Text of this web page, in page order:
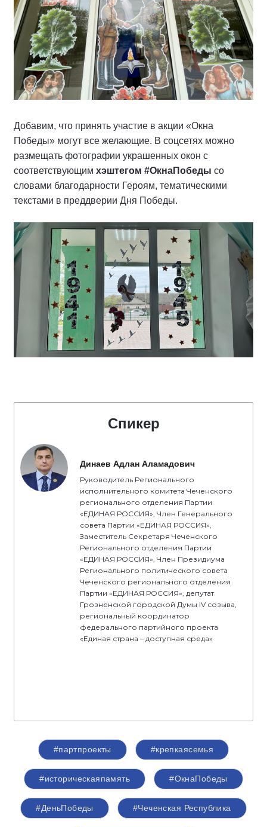
Добавим, что принять участие в акции «Окна
Победы» могут все желающие. В соцсетях можно
размещать фотографии украшенных окон с
соответствующим хэштегом #ОкнаПобеды со
словами благодарности Героям, тематическими
текстами в преддверии Дня Победы.
Спикер
Динаев Адлан Аламадович
Руководитель Регионального
исполнительного комитета Чеченского
регионального отделения Партии
«ЕДИНАЯ РОССИЯ», Член Генерального
совета Партии «ЕДИНАЯ РОССИЯ»,
Заместитель Секретаря Чеченского
Регионального отделения Партии
«ЕДИНАЯ РОССИЯ», Член Президиума
Регионального политического совета
Чеченского регионального отделения
Партии «ЕДИНАЯ РОССИЯ», депутат
Грозненской городской Думы IV созыва,
региональный координатор
федерального партийного проекта
«Единая страна – доступная среда»
#партпроекты #крепкаясемья
#историческаяпамять #ОкнаПобеды
#ДеньПобеды #Чеченская Республика